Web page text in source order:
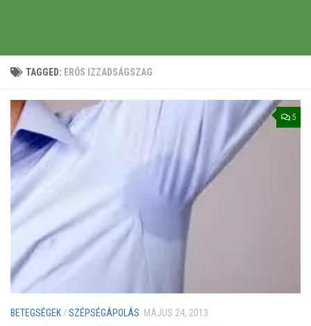
TAGGED: ERŐS IZZADSÁGSZAG
5
BETEGSÉGEK /SZÉPSÉGÁPOLÁS MÁJUS 24, 2013